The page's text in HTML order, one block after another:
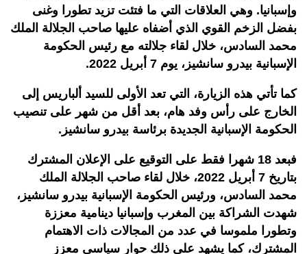
وإسبانيا. وهي العلاقات التي ما فتئت تزيد تطورا وغنى
بفضل الزخم القوي الذي أضفاه عليها صاحب الجلالة الملك
محمد السادس، خلال لقاء جلالته مع رئيس الحكومة
الإسبانية بيدرو سانشيز، يوم 7 أبريل 2022.
كما تأتي هذه الزيارة، التي تعد الأولى للسيد ألباريس إلى
الخارج على رأس وفد هام، بعد أقل من شهر على تنصيب
الحكومة الإسبانية الجديدة برئاسة بيدرو سانشيز.
فبعد 18 شهرا فقط على التوقيع على الإعلان المشترك
بتاريخ 7 أبريل 2022، خلال لقاء صاحب الجلالة الملك
محمد السادس، ورئيس الحكومة الإسبانية بيدرو سانشيز،
شهدت الشراكة بين المغرب وإسبانيا دينامية معززة
وتطورا ملموسا في عدد من المجالات ذات الاهتمام
المشترك، كما يشهد على ذلك حوار سياسي معزز